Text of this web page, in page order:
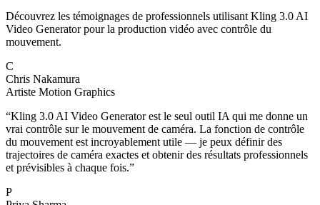
Découvrez les témoignages de professionnels utilisant Kling 3.0 AI
Video Generator pour la production vidéo avec contrôle du
mouvement.
C
Chris Nakamura
Artiste Motion Graphics
“Kling 3.0 AI Video Generator est le seul outil IA qui me donne un
vrai contrôle sur le mouvement de caméra. La fonction de contrôle
du mouvement est incroyablement utile — je peux définir des
trajectoires de caméra exactes et obtenir des résultats professionnels
et prévisibles à chaque fois.”
P